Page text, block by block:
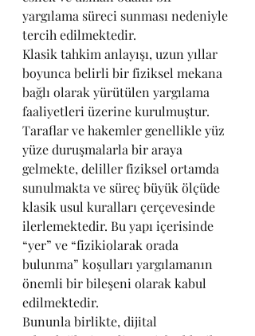
yargılama süreci sunması nedeniyle
tercih edilmektedir.
Klasik tahkim anlayışı, uzun yıllar
boyunca belirli bir fiziksel mekana
bağlı olarak yürütülen yargılama
faaliyetleri üzerine kurulmuştur.
Taraflar ve hakemler genellikle yüz
yüze duruşmalarla bir araya
gelmekte, deliller fiziksel ortamda
sunulmakta ve süreç büyük ölçüde
klasik usul kuralları çerçevesinde
ilerlemektedir. Bu yapı içerisinde
“yer” ve “fizikiolarak orada
bulunma” koşulları yargılamanın
önemli bir bileşeni olarak kabul
edilmektedir.
Bununla birlikte, dijital